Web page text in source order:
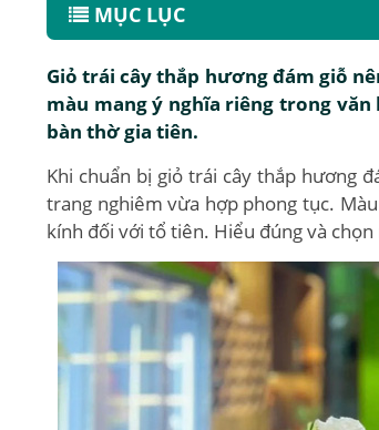
MỤC LỤC
Giỏ trái cây thắp hương đám giỗ
màu mang ý nghĩa riêng trong
bàn thờ gia tiên.
Khi chuẩn bị giỏ trái cây thắp hương
trang nghiêm vừa hợp phong tục.
kính đối với tổ tiên. Hiểu đúng và